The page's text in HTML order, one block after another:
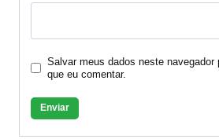
Salvar meus dados neste navegador
que eu comentar.